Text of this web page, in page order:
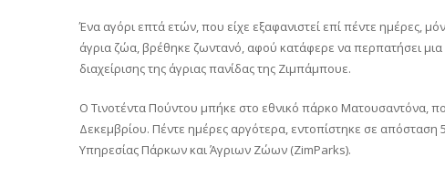
Ένα αγόρι επτά ετών, που είχε εξαφανιστεί επί πέντε ημέρες,
άγρια ζώα, βρέθηκε ζωντανό, αφού κατάφερε να περπατήσει
διαχείρισης της άγριας πανίδας της Ζιμπάμπουε.
Ο Τινοτέντα Πούντου μπήκε στο εθνικό πάρκο Ματουσαντόνα,
Δεκεμβρίου. Πέντε ημέρες αργότερα, εντοπίστηκε σε
Υπηρεσίας Πάρκων και Άγριων Ζώων (ZimParks).